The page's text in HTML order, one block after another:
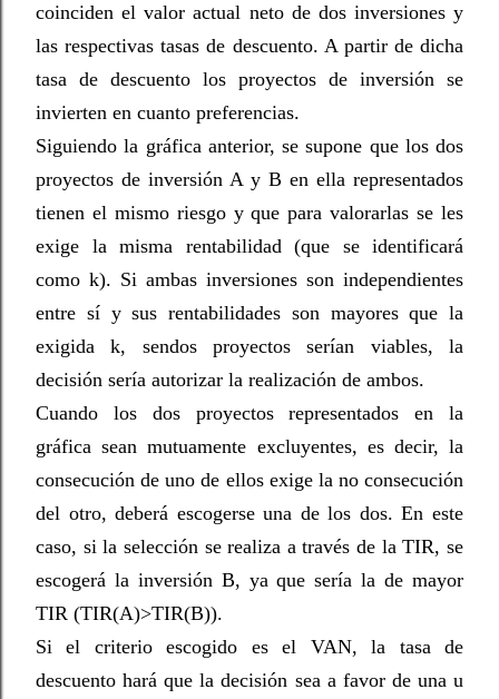
coinciden el valor actual neto de dos inversiones y
las respectivas tasas de descuento. A partir de dicha
tasa de descuento los proyectos de inversión se
invierten en cuanto preferencias.
Siguiendo la gráfica anterior, se supone que los dos
proyectos de inversión A y B en ella representados
tienen el mismo riesgo y que para valorarlas se les
exige la misma rentabilidad (que se identificará
como k). Si ambas inversiones son independientes
entre sí y sus rentabilidades son mayores que la
exigida k, sendos proyectos serían viables, la
decisión sería autorizar la realización de ambos.
Cuando los dos proyectos representados en la
gráfica sean mutuamente excluyentes, es decir, la
consecución de uno de ellos exige la no consecución
del otro, deberá escogerse una de los dos. En este
caso, si la selección se realiza a través de la TIR, se
escogerá la inversión B, ya que sería la de mayor
TIR (TIR(A)>TIR(B)).
Si el criterio escogido es el VAN, la tasa de
descuento hará que la decisión sea a favor de una u